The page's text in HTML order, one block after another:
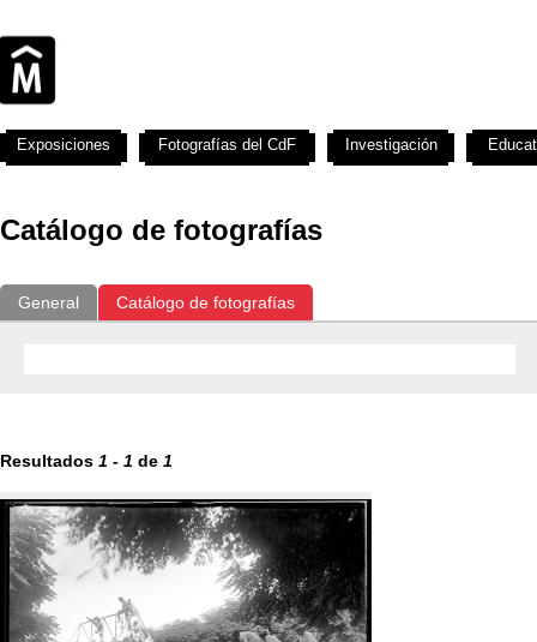
Catálogo de fotografías
General Catálogo de fotografías
Resultados 1 - 1 de 1
Exposiciones Fotografías del CdF Investigación